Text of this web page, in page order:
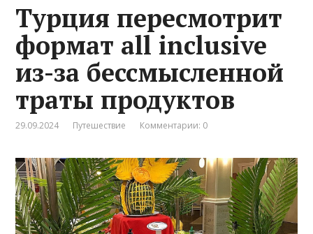
Турция пересмотрит
формат all inclusive
из-за бессмысленной
траты продуктов
29.09.2024 Путешествие Комментарии: 0